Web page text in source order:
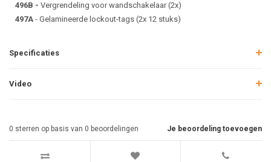
496B - Vergrendeling voor wandschakelaar (2x)
497A - Gelamineerde lockout-tags (2x 12 stuks)
Specificaties
Video
Je beoordeling toevoegen
0 sterren op basis van 0 beoordelingen